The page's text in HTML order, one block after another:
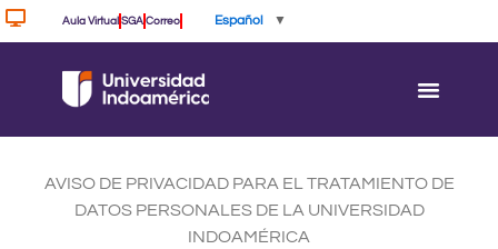
Ir
al
Aula Virtual SGA Correo Español ▼
AVISO DE PRIVACIDAD PARA EL TRATAMIENTO DE
DATOS PERSONALES DE LA UNIVERSIDAD
INDOAMÉRICA